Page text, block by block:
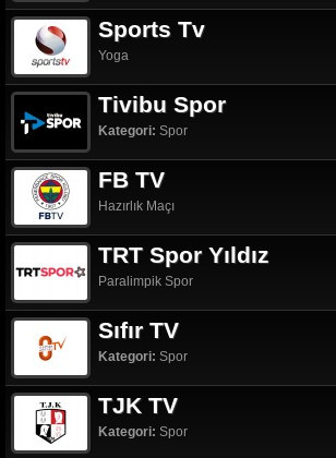
Sports Tv
Yoga
Tivibu Spor
Kategori: Spor
FB TV
Hazırlık Maçı
TRT Spor Yıldız
Paralimpik Spor
Sıfır TV
Kategori: Spor
TJK TV
Kategori: Spor